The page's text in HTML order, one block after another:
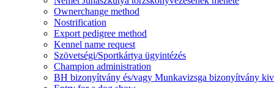
Ownerchange method
Nostrification
Export pedigree method
Kennel name request
Szövetségi/Sportkártya ügyintézés
Champion administration
BH bizonyítvány és/vagy Munkavizsga bizonyítvány